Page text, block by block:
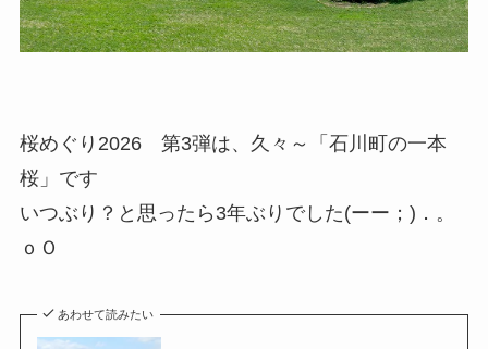
桜めぐり2026 第3弾は、久々～「石川町の一本
桜」です
いつぶり？と思ったら3年ぶりでした(ーー；)．。
ｏＯ
あわせて読みたい